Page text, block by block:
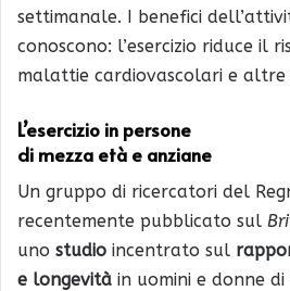
settimanale. I benefici
conoscono: l’esercizio riduce il
malattie cardiovascolari e altre
L’esercizio in persone
di mezza età e anziane
Un gruppo di ricercatori del
recentemente pubblicato sul
uno studio incentrato sul
e longevità in uomini e donne